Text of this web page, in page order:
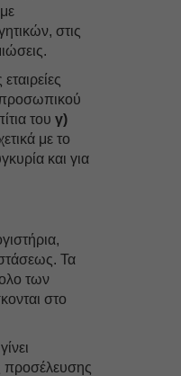
στις
προσωπικού
τουγ)
με το
και για
Τα
των
στο
προσέλευσης